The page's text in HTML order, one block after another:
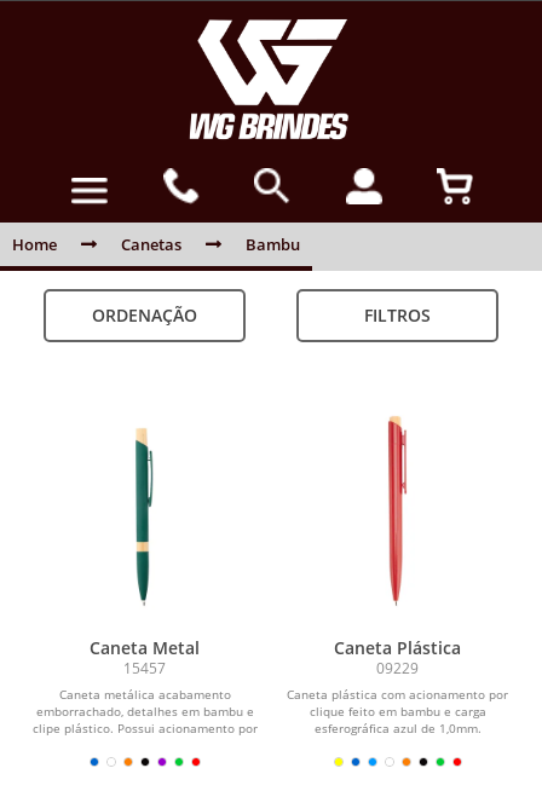
Home Canetas Bambu
ORDENAÇÃO FILTROS
Caneta Metal
15457
Caneta metálica acabamento
emborrachado, detalhes em bambu e
clipe plástico. Possui acionamento por
Caneta Plástica
09229
Caneta plástica com acionamento por
clique feito em bambu e carga
esferográfica azul de 1,0mm.